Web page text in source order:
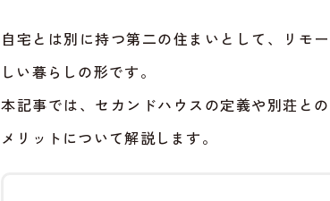
自宅とは別に持つ第二の住まいとして、リモ
しい暮らしの形です。
本記事では、セカンドハウスの定義や別荘と
メリットについて解説します。